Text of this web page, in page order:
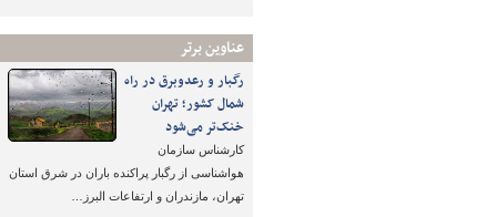
عناوین برتر
رگبار و رعدوبرق در راه
شمال کشور؛ تهران
خنک‌تر می‌شود
کارشناس سازمان
هواشناسی از رگبار پراکنده باران در شرق استان
تهران، مازندران و ارتفاعات البرز…